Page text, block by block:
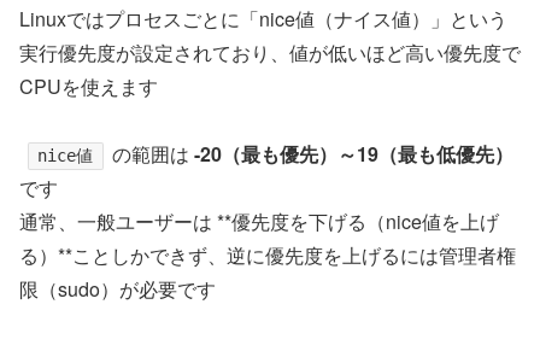
Linuxではプロセスごとに「nice値（ナイス値）」という
実行優先度が設定されており、値が低いほど高い優先度で
CPUを使えます
nice値 の範囲は -20（最も優先）～19（最も低優先）
です
通常、一般ユーザーは **優先度を下げる（nice値を上げ
る）**ことしかできず、逆に優先度を上げるには管理者権
限（sudo）が必要です